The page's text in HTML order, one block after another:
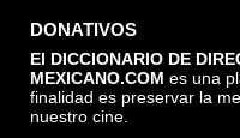
DONATIVOS
El DICCIONARIO DE
MEXICANO.COM es una
finalidad es preservar la
nuestro cine.